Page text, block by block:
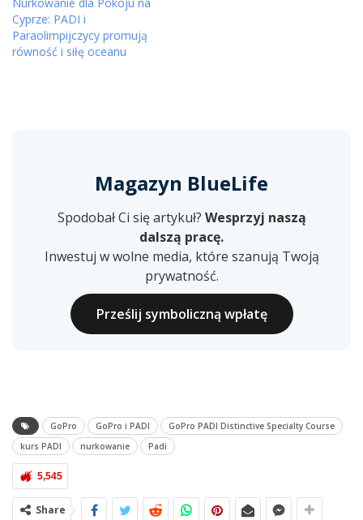
Cyprze: PADI i
Paraolimpijczycy promują
równość i siłę oceanu
Magazyn BlueLife
Spodobał Ci się artykuł? Wesprzyj naszą
dalszą pracę.
Inwestuj w wolne media, które szanują Twoją
prywatność.
Prześlij symboliczną wpłatę
GoPro GoPro i PADI
GoPro PADI Distinctive Specialty Course
kurs PADI
nurkowanie Padi
5,545
Share